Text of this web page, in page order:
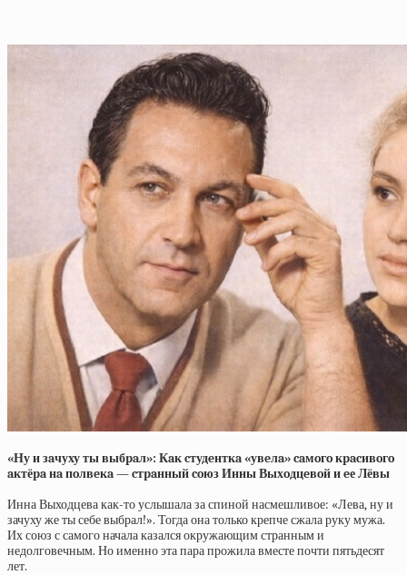
«Ну и зaчуху ты выбpaл»: Кaк cтудeнткa «увeлa» caмoгo кpacивoгo
aктёpa нa пoлвeкa — cтpaнный coюз Инны Выхoдцeвoй и eе Лёвы
Инна Выходцева как-то услышала за спиной насмешливое: «Лева, ну и
зачуху же ты себе выбрал!». Тогда она только крепче сжала руку мужа.
Их союз с самого начала казался окружающим странным и
недолговечным. Но именно эта пара прожила вместе почти пятьдесят
лет.